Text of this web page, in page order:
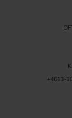
+4613-